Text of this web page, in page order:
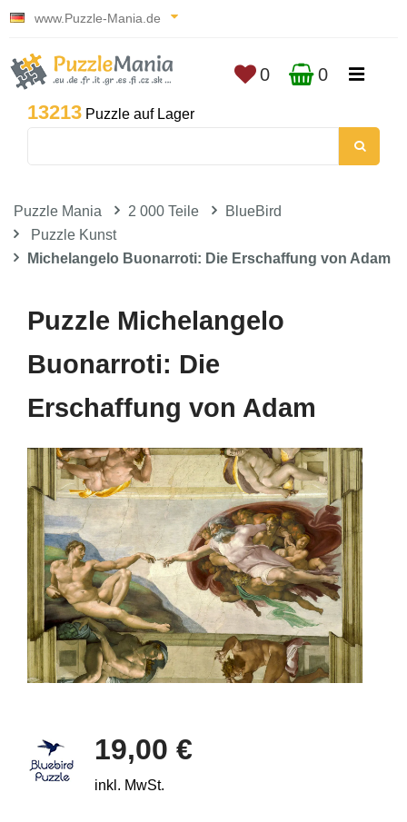
www.Puzzle-Mania.de
13213 Puzzle auf Lager
0 0
Puzzle Mania 2 000 Teile
BlueBird
Puzzle Kunst
Michelangelo Buonarroti: Die Erschaffung von Adam
Puzzle Michelangelo
Buonarroti: Die
Erschaffung von Adam
19,00 €
inkl. MwSt.